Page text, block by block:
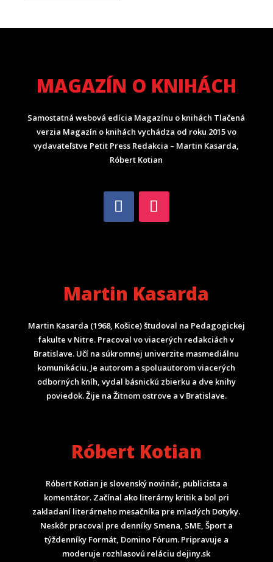
MAGAZÍN O KNIHÁCH
Samostatná webová edícia Magazínu o knihách Tlačená
verzia Magazín o knihách vychádza od roku 2015 vo
vydavateľstve Petit Press Redakcia – Martin Kasarda,
Róbert Kotian
Martin Kasarda
Martin Kasarda (1968, Košice) študoval na Pedagogickej
fakulte v Nitre. Pracoval vo viacerých redakciách v
Bratislave. Učí na súkromnej univerzite masmediálnu
komunikáciu. Je autorom a spoluautorom viacerých
odborných kníh, vydal básnickú zbierku a dve knihy
poviedok. Žije na Žitnom ostrove a v Bratislave.
Róbert Kotian
Róbert Kotian je slovenský novinár, publicista a
komentátor. Začínal ako literárny kritik a bol pri
zakladaní literárneho mesačníka pre mladých Dotyky.
Neskôr pracoval pre denníky Smena, SME, Šport a
týždenníky Formát, Domino Fórum. Pripravuje a
moderuje rozhlasovú reláciu dejiny.sk